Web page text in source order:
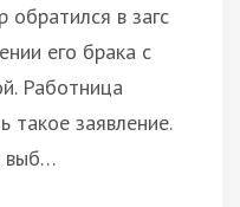
в загс
его брака с
Работница
такое заявление.
выб…